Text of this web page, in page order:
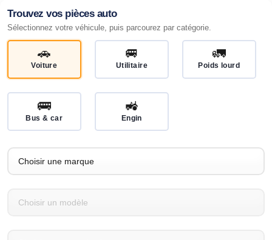
Trouvez vos pièces auto
Sélectionnez votre véhicule, puis parcourez par catégorie.
🚗
Voiture
🚐
Utilitaire
🚛
Poids lourd
🚌
Bus & car
🚜
Engin